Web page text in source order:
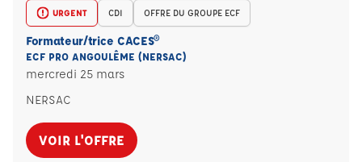
URGENT CDI OFFRE DU GROUPE ECF
Formateur/trice CACES®
ECF PRO ANGOULÊME (NERSAC)
mercredi 25 mars
NERSAC
VOIR L'OFFRE